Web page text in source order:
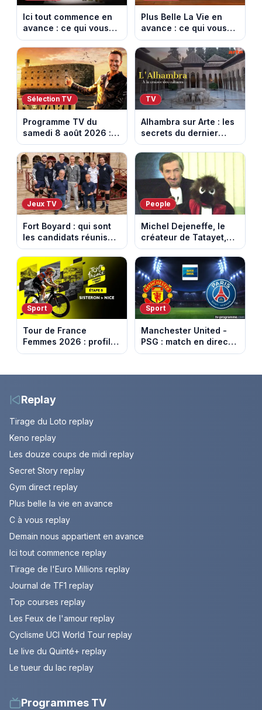
Ici tout commence en
avance : ce qui vous
attend la semaine du
10 au 14 août 2026
(spoiler)
Plus Belle La Vie en
avance : ce qui vous
attend la semaine du
10 au 14 août 2026
(spoiler)
Sélection TV
Programme TV du
samedi 8 août 2026 :
notre sélection pour
votre soirée télé
TV
Alhambra sur Arte : les
secrets du dernier
sultanat musulman
d’Espagne
Jeux TV
Fort Boyard : qui sont
les candidats réunis
par Cyril Féraud ce
samedi 8 août 2026 ?
People
Michel Dejeneffe, le
créateur de Tatayet,
est mort à 77 ans
Sport
Tour de France
Femmes 2026 : profil
et horaires de la 8e
Nice
Sport
Manchester United -
PSG : match en direct
sur beIN Sports 1 à
Replay
Tirage du Loto replay
Keno replay
Les douze coups de midi replay
Secret Story replay
Gym direct replay
Plus belle la vie en avance
C à vous replay
Demain nous appartient en avance
Ici tout commence replay
Tirage de l'Euro Millions replay
Journal de TF1 replay
Top courses replay
Les Feux de l'amour replay
Cyclisme UCI World Tour replay
Le live du Quinté+ replay
Le tueur du lac replay
Programmes TV